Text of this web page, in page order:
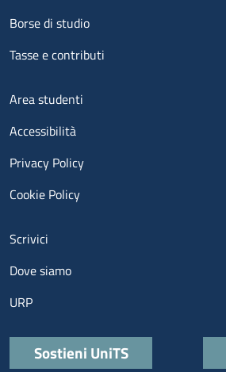
Borse di studio
Tasse e contributi
Menu footer 3
Area studenti
Accessibilità
Privacy Policy
Cookie Policy
Menu contatti
Scrivici
Dove siamo
URP
Quick links
Sostieni UniTS